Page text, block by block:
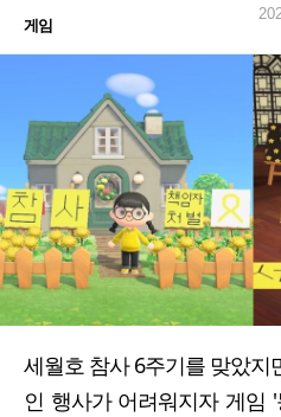
게임
세월호 참사 6주기를 맞았지
인 행사가 어려워지자 게임